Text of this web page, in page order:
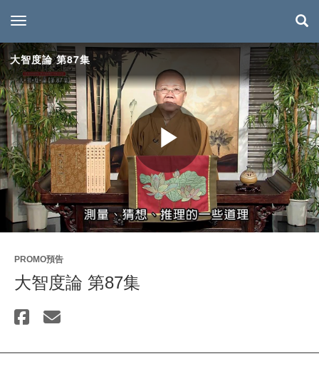
toggle navigation
大智度論 第87集
Play
Video
PROMO預告
大智度論 第87集